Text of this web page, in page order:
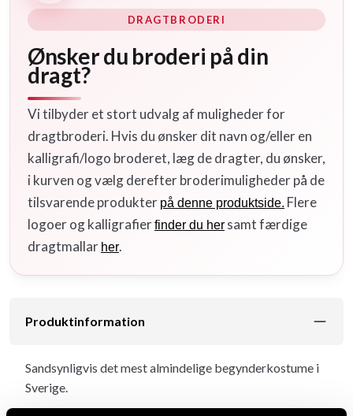
DRAGTBRODERI
Ønsker du broderi på din
dragt?
Vi tilbyder et stort udvalg af muligheder for
dragtbroderi. Hvis du ønsker dit navn og/eller en
kalligrafi/logo broderet, læg de dragter, du ønsker,
i kurven og vælg derefter broderimuligheder på de
tilsvarende produkter på denne produktside. Flere
logoer og kalligrafierfinder du her samt færdige
dragtmallar her.
Produktinformation
Sandsynligvis det mest almindelige begynderkostume i
Sverige.